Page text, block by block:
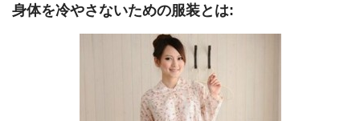
身体を冷やさないための服装とは: